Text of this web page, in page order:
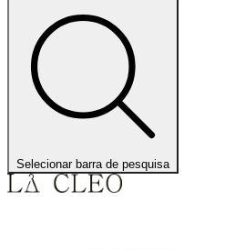
Selecionar barra de pesquisa